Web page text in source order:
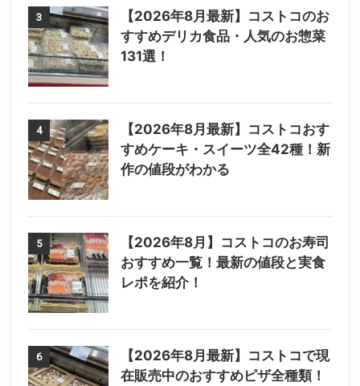
3
【2026年8月最新】コストコのお
すすめデリカ食品・人気のお惣菜
131選！
4
【2026年8月最新】コストコおす
すめケーキ・スイーツ全42種！新
作の値段がわかる
5
【2026年8月】コストコのお寿司
おすすめ一覧！最新の値段と実食
レポを紹介！
6
【2026年8月最新】コストコで現
在販売中のおすすめピザ全種類！